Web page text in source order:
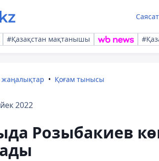
Саясат
#Қазақстан мақтанышы
Қоғам тынысы
2022
Розыбакиев